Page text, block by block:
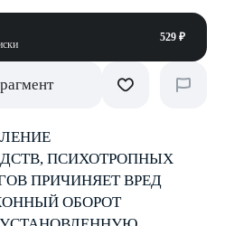
529 ₽
ПСИХОТРОПНЫХ
ПРИЧИНЯЕТ ВРЕД
ОБОРОТ